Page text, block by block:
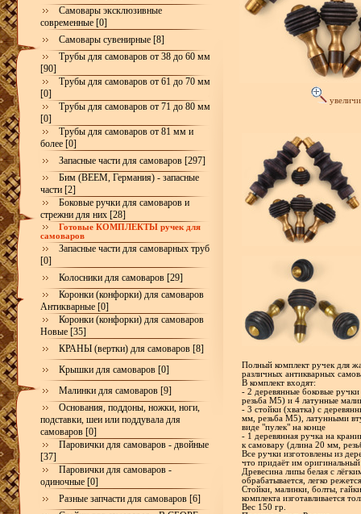
Самовары эксклюзивные
современные [0]
Самовары сувенирные [8]
Трубы для самоваров от 38 до 60 мм
[90]
Трубы для самоваров от 61 до 70 мм
[0]
Трубы для самоваров от 71 до 80 мм
[0]
Трубы для самоваров от 81 мм и
более [0]
Запасные части для самоваров [297]
Бим (BEEM, Германия) - запасные
части [2]
Боковые ручки для самоваров и
стрежни для них [28]
Готовые КОМПЛЕКТЫ ручек для
самоваров
Запасные части для самоварных труб
[0]
Колосники для самоваров [29]
Коронки (конфорки) для самоваров
Антикварные [0]
Коронки (конфорки) для самоваров
Новые [35]
КРАНЫ (вертки) для самоваров [8]
Крышки для самоваров [0]
Малинки для самоваров [9]
Основания, поддоны, ножки, ноги,
подставки, шеи или поддувала для
самоваров [0]
Паровички для самоваров - двойные
[37]
Паровички для самоваров -
одиночные [0]
Разные запчасти для самоваров [6]
Полный комплект ручек для
различных антикварных
В комплект входят:
- 2 деревянные боковые
резьба М5) и 4 латунные
- 3 стойки (хватка) с
мм, резьба М5), латунными
виде "пулек" на конце
- 1 деревянная ручка на
к самовару (длина 20 мм,
Все ручки изготовлены из
что придаёт им
Древесина липы белая с
обрабатывается, легко
Стойки, малинки, болты,
комплекта изготавливается
Вес 150 гр.